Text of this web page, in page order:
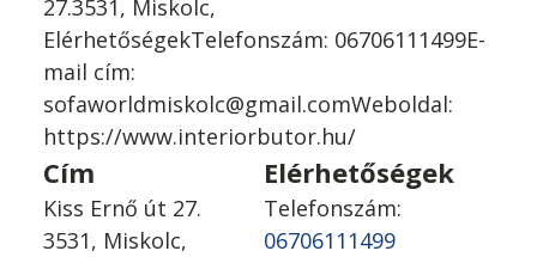
27.3531, Miskolc,
ElérhetőségekTelefonszám: 06706111499E-
mail cím:
sofaworldmiskolc@gmail.comWeboldal:
https://www.interiorbutor.hu/
Cím
Kiss Ernő út 27.
3531, Miskolc,
Elérhetőségek
Telefonszám:
06706111499